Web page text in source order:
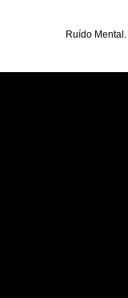
Ruído